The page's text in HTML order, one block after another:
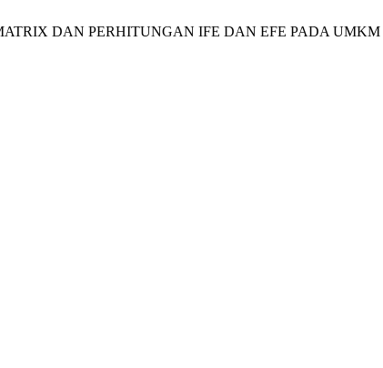
DAN PERHITUNGAN IFE DAN EFE PADA